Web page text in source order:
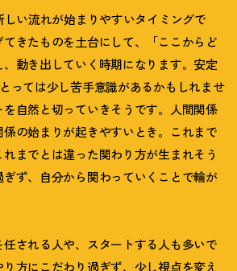
い流れが始まりやすいタイミングで
きたものを土台にして、「ここからど
、動き出していく時期になります。安定
っては少し苦手意識があるかもしれませ
自然と切っていきそうです。人間関係
の始まりが起きやすいとき。これまで
までとは違った関わり方が生まれそう
ず、自分から関わっていくことで輪が
される人や、スタートする人も多いで
方にこだわり過ぎず、少し視点を変え